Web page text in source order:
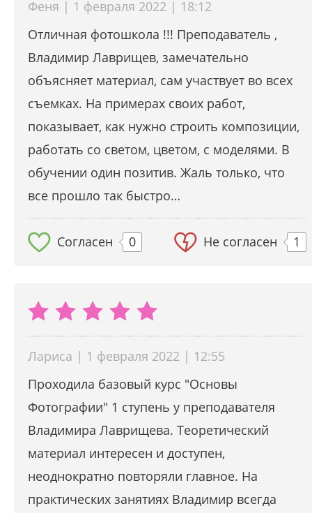
Феня | 1 февраля 2022 | 18:12
Отличная фотошкола !!! Преподаватель ,
Владимир Лаврищев, замечательно
объясняет материал, сам участвует во всех
съемках. На примерах своих работ,
показывает, как нужно строить композиции,
работать со светом, цветом, с моделями. В
обучении один позитив. Жаль только, что
все прошло так быстро…
Согласен 0 Не согласен 1
Лариса | 1 февраля 2022 | 12:55
Проходила базовый курс "Основы
Фотографии" 1 ступень у преподавателя
Владимира Лаврищева. Теоретический
материал интересен и доступен,
неоднократно повторяли главное. На
практических занятиях Владимир всегда